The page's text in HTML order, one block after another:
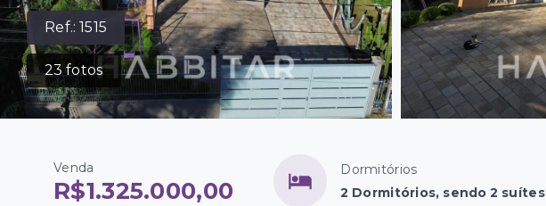
Ref.:1515
23fotos
Venda
R$1.325.000,00
Dormitórios
2 Dormitórios, sendo 2 suítes